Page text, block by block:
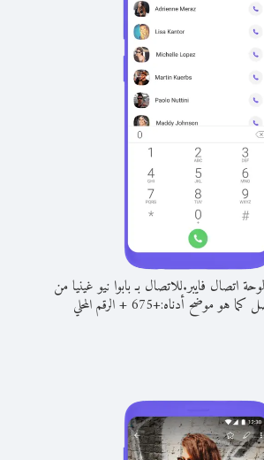
اتصال فايبر.للاتصال بـ بابوا نيو غينيا من
كما هو موضح أدناه:+
675
+الرقم المحلي